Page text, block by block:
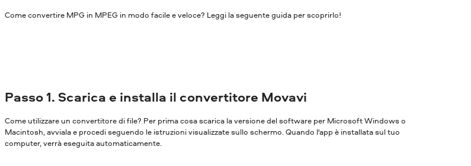
Come convertire MPG in MPEG in modo facile e veloce? Leggi la seguente guida per scoprirlo!
Passo 1. Scarica e installa il convertitore Movavi
Come utilizzare un convertitore di file? Per prima cosa scarica la versione del software per Microsoft Windows o
Macintosh, avviala e procedi seguendo le istruzioni visualizzate sullo schermo. Quando l'app è installata sul tuo
computer, verrà eseguita automaticamente.